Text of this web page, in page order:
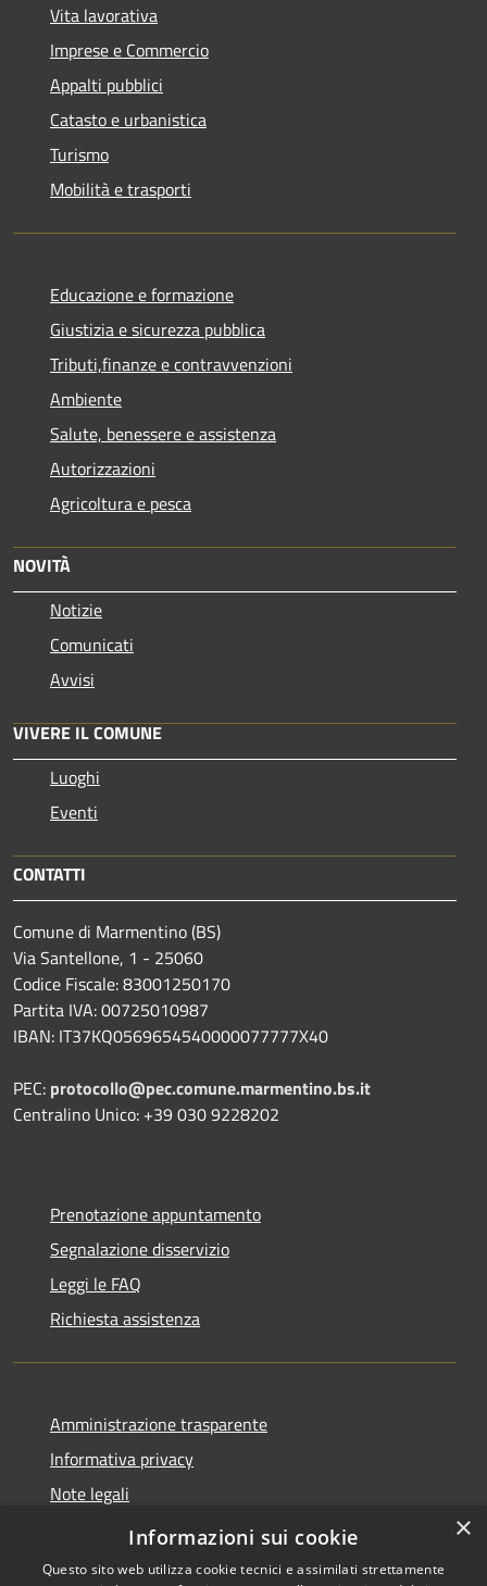
Vita lavorativa
Imprese e Commercio
Appalti pubblici
Catasto e urbanistica
Turismo
Mobilità e trasporti
Educazione e formazione
Giustizia e sicurezza pubblica
Tributi,finanze e contravvenzioni
Ambiente
Salute, benessere e assistenza
Autorizzazioni
Agricoltura e pesca
NOVITÀ
Notizie
Comunicati
Avvisi
VIVERE IL COMUNE
Luoghi
Eventi
CONTATTI
Comune di Marmentino (BS)
Via Santellone, 1 - 25060
Codice Fiscale: 83001250170
Partita IVA: 00725010987
IBAN: IT37KQ0569654540000077777X40
PEC: protocollo@pec.comune.marmentino.bs.it
Centralino Unico: +39 030 9228202
Prenotazione appuntamento
Segnalazione disservizio
Leggi le FAQ
Richiesta assistenza
Amministrazione trasparente
Informativa privacy
Note legali
Dichiarazione di accessibilità
×
Informazioni sui cookie
Questo sito web utilizza cookie tecnici e assimilati strettamente